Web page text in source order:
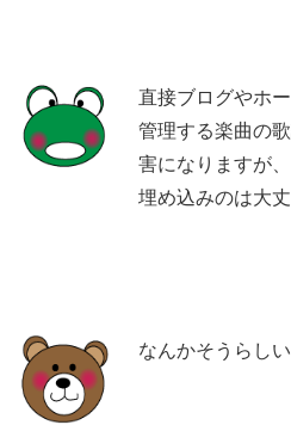
直接ブログやホ
管理する楽曲の
害になりますが
埋め込みのは大
なんかそうらしい